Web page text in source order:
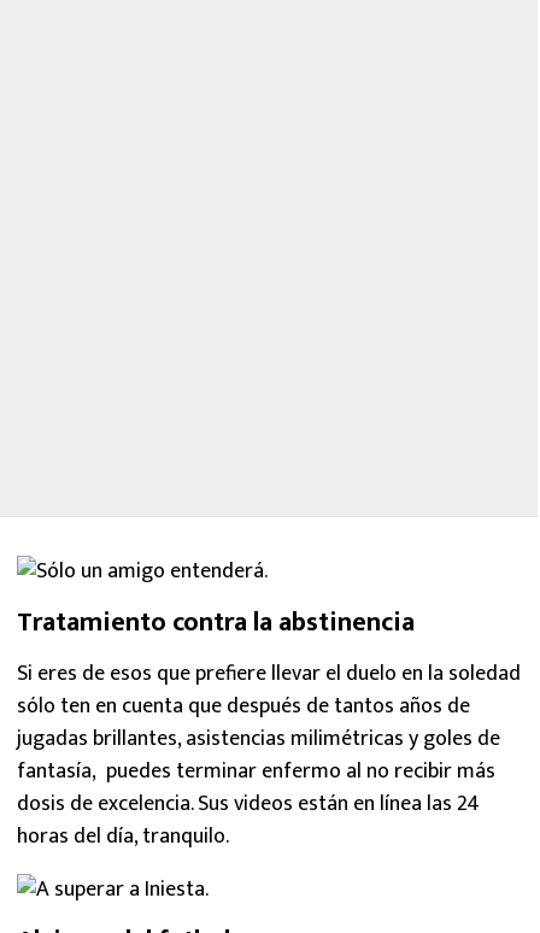
Tratamiento contra la abstinencia
Si eres de esos que prefiere llevar el duelo en la soledad
sólo ten en cuenta que después de tantos años de
jugadas brillantes, asistencias milimétricas y goles de
fantasía, puedes terminar enfermo al no recibir más
dosis de excelencia. Sus videos están en línea las 24
horas del día, tranquilo.